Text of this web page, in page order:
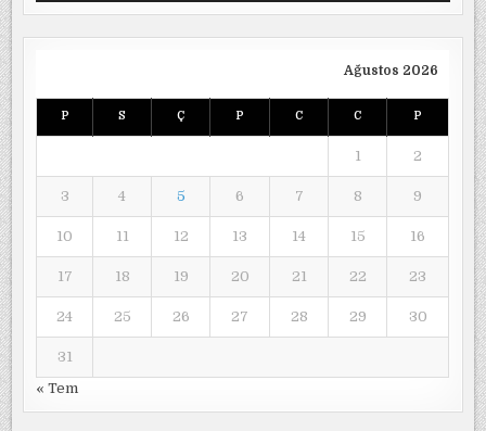
Ağustos 2026
P S Ç P C C P
1 2
3 4 5 6 7 8 9
10 11 12 13 14 15 16
17 18 19 20 21 22 23
24 25 26 27 28 29 30
31
« Tem